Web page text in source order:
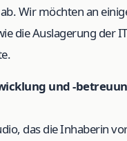
Wir möchten an
die Auslagerung der
und -
das die Inhaberin